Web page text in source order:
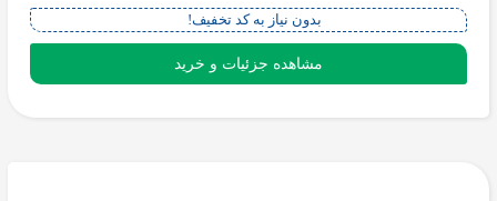
بدون نیاز به کد تخفیف!
مشاهده جزئیات و خرید